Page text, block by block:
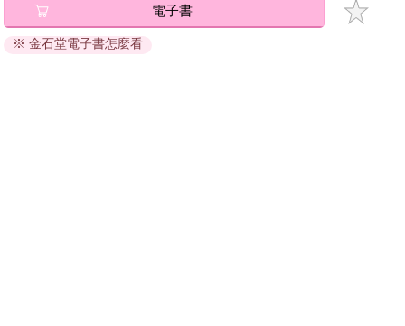
「不去意識要根治，才有可能根治。心態對了，才會有持續性的
練習。保健，才是最有效的治療。」
退換貨須知：
因版權保護，您在金石堂所購買的電子書僅能以金石堂專屬
電子書
※ 金石堂電子書怎麼看